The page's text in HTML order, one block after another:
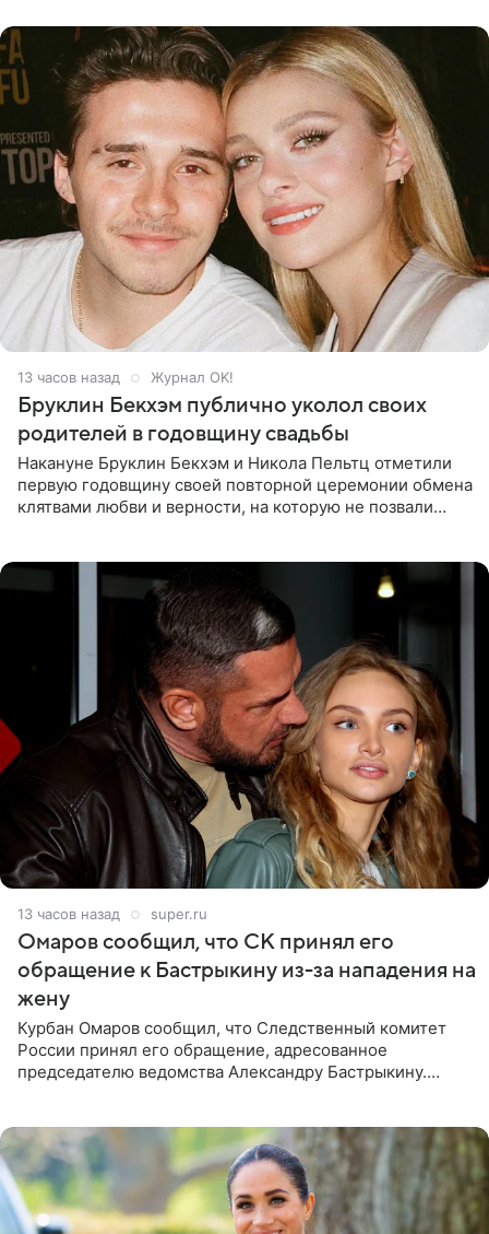
13 часов назад Журнал OK!
Бруклин Бекхэм публично уколол своих
родителей в годовщину свадьбы
Накануне Бруклин Бекхэм и Никола Пельтц отметили
первую годовщину своей повторной церемонии обмена
клятвами любви и верности, на которую не позвали
13 часов назад super.ru
Омаров сообщил, что СК принял его
обращение к Бастрыкину из-за нападения на
жену
Курбан Омаров сообщил, что Следственный комитет
России принял его обращение, адресованное
председателю ведомства Александру Бастрыкину.